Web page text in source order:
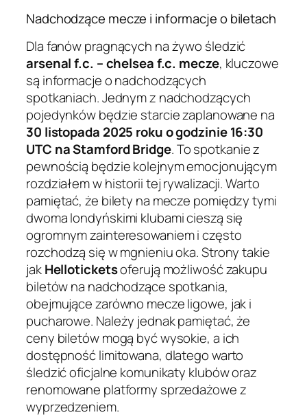
Nadchodzące mecze i informacje o biletach
Dla fanów pragnących na żywo śledzić
arsenal f.c. – chelsea f.c. mecze, kluczowe
są informacje o nadchodzących
spotkaniach. Jednym z nadchodzących
pojedynków będzie starcie zaplanowane na
30 listopada 2025 roku o godzinie 16:30
UTC na Stamford Bridge. To spotkanie z
pewnością będzie kolejnym emocjonującym
rozdziałem w historii tej rywalizacji. Warto
pamiętać, że bilety na mecze pomiędzy tymi
dwoma londyńskimi klubami cieszą się
ogromnym zainteresowaniem i często
rozchodzą się w mgnieniu oka. Strony takie
jakHelloticketsoferują możliwość zakupu
biletów na nadchodzące spotkania,
obejmujące zarówno mecze ligowe, jak i
pucharowe. Należy jednak pamiętać, że
ceny biletów mogą być wysokie, a ich
dostępność limitowana, dlatego warto
śledzić oficjalne komunikaty klubów oraz
renomowane platformy sprzedażowe z
wyprzedzeniem.